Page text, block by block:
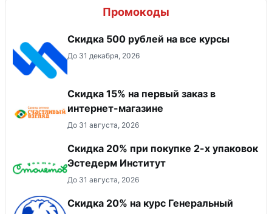
Промокоды
Скидка 500 рублей на все курсы
До 31 декабря, 2026
Скидка 15% на первый заказ в
интернет-магазине
До 31 августа, 2026
Скидка 20% при покупке 2-х упаковок
Эстедерм Институт
До 31 августа, 2026
Скидка 20% на курс Генеральный